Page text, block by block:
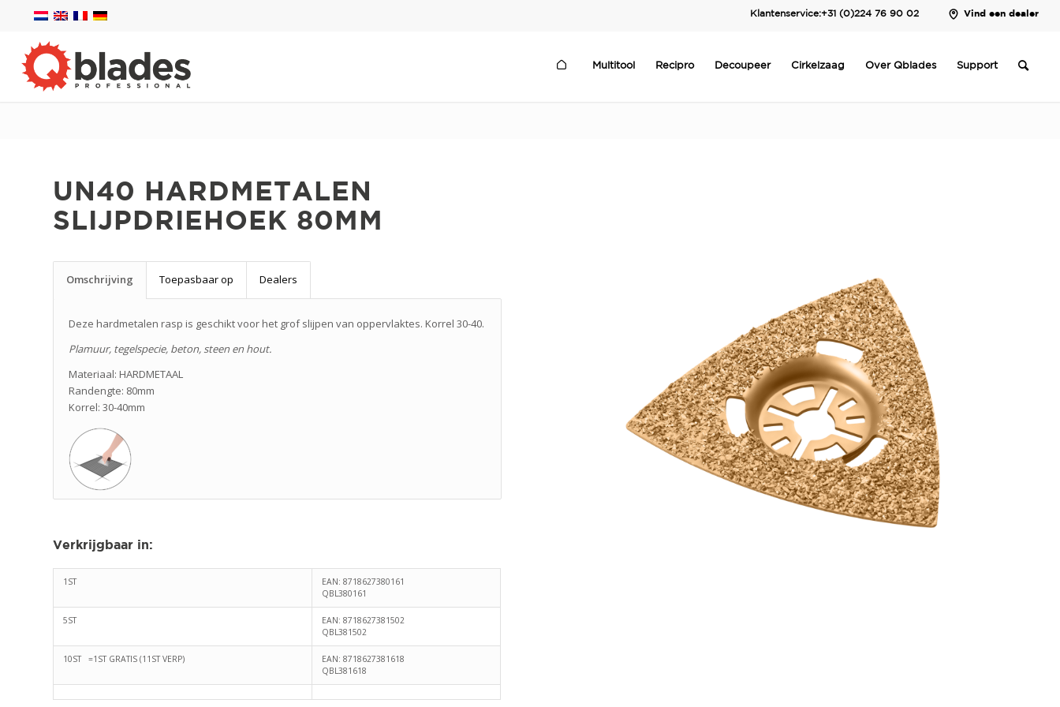
Klantenservice:+31 (0)224 76 90 02 Vind een dealer
Multitool Recipro Decoupeer Cirkelzaag Over Qblades Support
UN40 HARDMETALEN
SLIJPDRIEHOEK 80MM
Omschrijving Toepasbaar op Dealers
Deze hardmetalen rasp is geschikt voor het grof slijpen van oppervlaktes. Korrel 30-40.
Plamuur, tegelspecie, beton, steen en hout.
Materiaal: HARDMETAAL
Randengte: 80mm
Korrel: 30-40mm
Verkrijgbaar in:
1ST
EAN: 8718627380161
QBL380161
5ST
EAN: 8718627381502
QBL381502
10ST =1ST GRATIS (11ST VERP)
EAN: 8718627381618
QBL381618